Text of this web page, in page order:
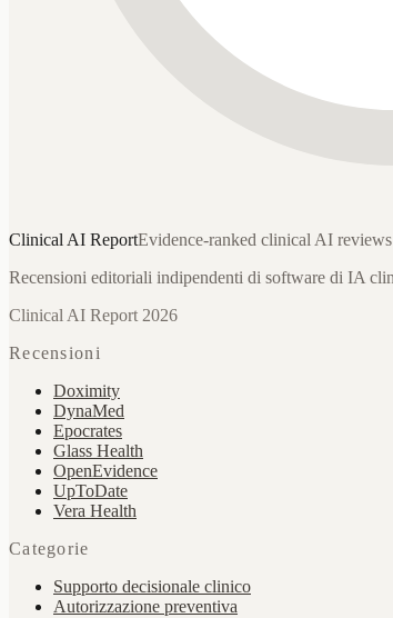
Clinical AI ReportEvidence-ranked clinical AI reviews
Recensioni editoriali indipendenti di software di IA
Clinical AI Report 2026
Recensioni
Doximity
DynaMed
Epocrates
Glass Health
OpenEvidence
UpToDate
Vera Health
Categorie
Supporto decisionale clinico
Autorizzazione preventiva